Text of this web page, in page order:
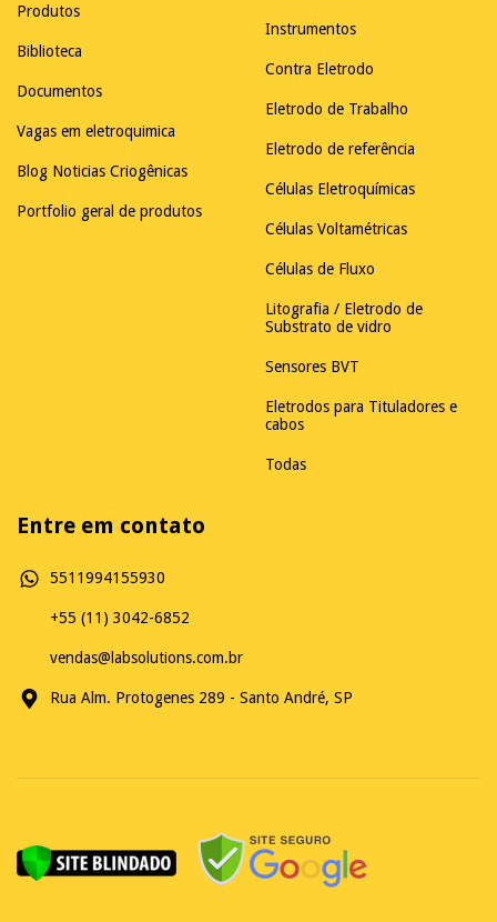
Produtos
Biblioteca
Documentos
Vagas em eletroquimica
Blog Noticias Criogênicas
Portfolio geral de produtos
Instrumentos
Contra Eletrodo
Eletrodo de Trabalho
Eletrodo de referência
Células Eletroquímicas
Células Voltamétricas
Células de Fluxo
Litografia / Eletrodo de
Substrato de vidro
Sensores BVT
Eletrodos para Tituladores e
cabos
Todas
Entre em contato
5511994155930
+55 (11) 3042-6852
vendas@labsolutions.com.br
Rua Alm. Protogenes 289 - Santo André, SP